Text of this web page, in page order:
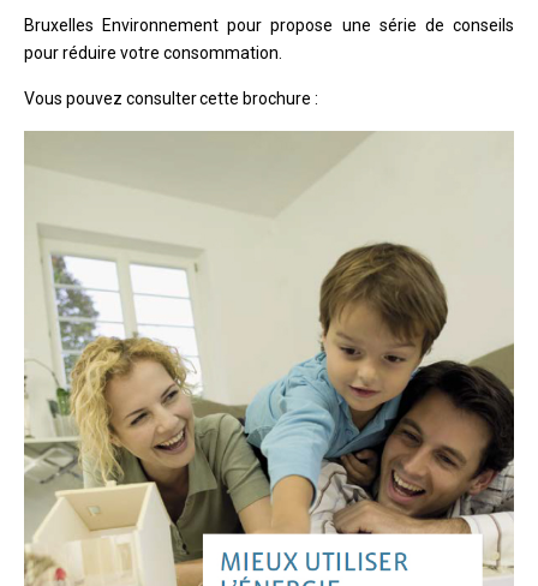
Bruxelles Environnement pour propose une série de conseils
pour réduire votre consommation.
Vous pouvez consulter cette brochure :